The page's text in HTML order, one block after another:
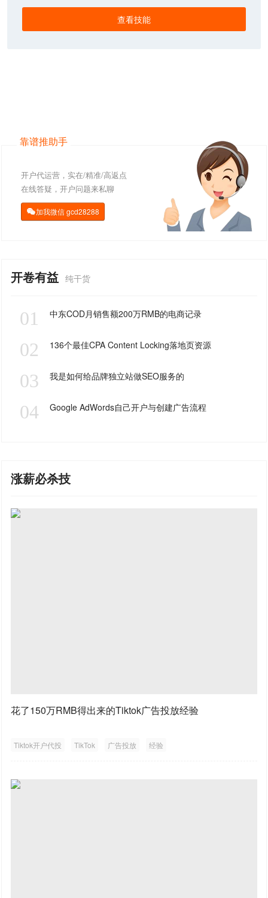
查看技能
靠谱推助手
开户代运营，实在/精准/高返点
在线答疑，开户问题来私聊
加我微信gcd28288
开卷有益 纯干货
01 中东COD月销售额200万RMB的电商记录
02 136个最佳CPA Content Locking落地页资源
03 我是如何给品牌独立站做SEO服务的
04 Google AdWords自己开户与创建广告流程
涨薪必杀技
花了150万RMB得出来的Tiktok广告投放经验
Tiktok开户代投 TikTok 广告投放 经验